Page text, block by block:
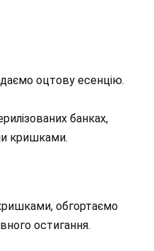
оцтову есенцію.
банках,
кришками.
обгортаємо
остигання.